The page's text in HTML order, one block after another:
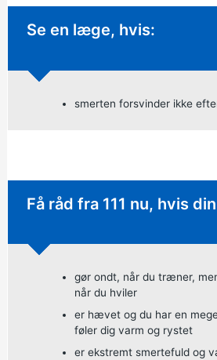
Ikke-presserende
Se en læge, hvis:
smerten forsvinder ikke
Hastende rådgivning:
Få råd fra 111 nu, hvis
gør ondt, når du træner,
når du hviler
er hævet og du har en
føler dig varm og rystet
er ekstremt smertefuld og